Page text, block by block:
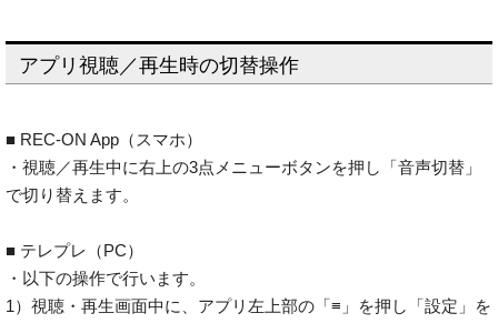
アプリ視聴／再生時の切替操作
■ REC-ON App（スマホ）
・視聴／再生中に右上の3点メニューボタンを押し「音声切替」
で切り替えます。
■ テレプレ（PC）
・以下の操作で行います。
1）視聴・再生画面中に、アプリ左上部の「≡」を押し「設定」を